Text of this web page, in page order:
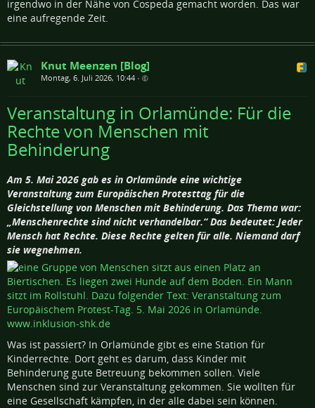
irgendwo in der Nähe von Cospeda gemacht worden. Das war
eine aufregende Zeit.
Knut Meenzen [Blog]
Montag, 6. Juli 2026, 10:44 •
Veranstaltung in Orlamünde: Für die
Rechte von Menschen mit
Behinderung
Am 5. Mai 2026 gab es in Orlamünde eine wichtige
Veranstaltung zum Europäischen Protesttag für die
Gleichstellung von Menschen mit Behinderung. Das Thema war:
„Menschenrechte sind nicht verhandelbar.“ Das bedeutet: Jeder
Mensch hat Rechte. Diese Rechte gelten für alle. Niemand darf
sie wegnehmen.
Was ist passiert? In Orlamünde gibt es eine Station für
Kinderrechte. Dort geht es darum, dass Kinder mit
Behinderung gute Betreuung bekommen sollen. Viele
Menschen sind zur Veranstaltung gekommen. Sie wollten für
eine Gesellschaft kämpfen, in der alle dabei sein können.